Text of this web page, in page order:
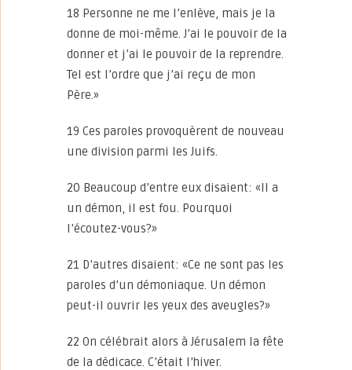
18 Personne ne me l’enlève, mais je la
donne de moi-même. J’ai le pouvoir de la
donner et j’ai le pouvoir de la reprendre.
Tel est l’ordre que j’ai reçu de mon
Père.»
19 Ces paroles provoquèrent de nouveau
une division parmi les Juifs.
20 Beaucoup d’entre eux disaient: «Il a
un démon, il est fou. Pourquoi
l’écoutez-vous?»
21 D’autres disaient: «Ce ne sont pas les
paroles d’un démoniaque. Un démon
peut-il ouvrir les yeux des aveugles?»
22 On célébrait alors à Jérusalem la fête
de la dédicace. C’était l’hiver.